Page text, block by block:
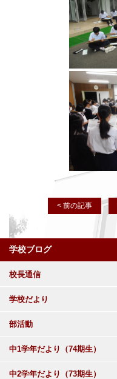
< 前の記事
学校ブログ
校長通信
学校だより
部活動
中1学年だより（74期生）
中2学年だより（73期生）